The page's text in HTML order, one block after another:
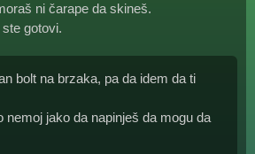
ni čarape da skineš.
gotovi.
bolt na brzaka, pa da idem da ti
nemoj jako da napinješ da mogu da